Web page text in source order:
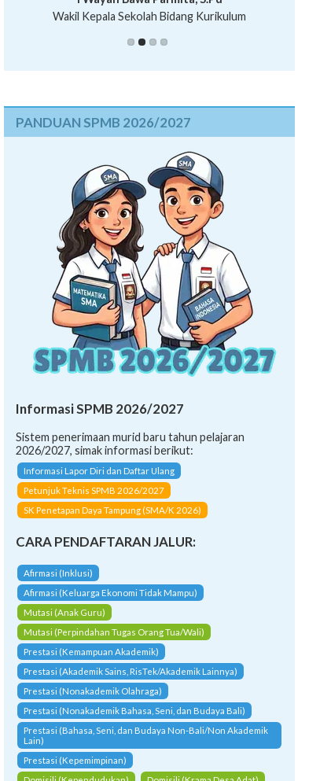
Putu Suhartana, S.Pd.
Wakil Kepala Sekolah Bidang Kurikulum
I Wayan Gede Aditya Pratita, S.Pd., M.Sn
Ni Wayan Nopi Sutantri, S.Pd.
PANDUAN SPMB 2026/2027
Informasi SPMB 2026/2027
Sistem penerimaan murid baru tahun pelajaran
2026/2027, simak informasi berikut:
Informasi Lapor Diri dan Daftar Ulang
Petunjuk Teknis SPMB 2026/2027
SK Penetapan Daya Tampung (SMA/K 2026)
CARA PENDAFTARAN JALUR:
Afirmasi (Inklusi)
Afirmasi (Keluarga Ekonomi Tidak Mampu)
Mutasi (Anak Guru)
Mutasi (Perpindahan Tugas Orang Tua/Wali)
Prestasi (Kemampuan Akademik)
Prestasi (Akademik Sains, RisTek/Akademik Lainnya)
Prestasi (Nonakademik Olahraga)
Prestasi (Nonakademik Bahasa, Seni, dan Budaya Bali)
Prestasi (Bahasa, Seni, dan Budaya Non-Bali/Non Akademik
Lain)
Prestasi (Kepemimpinan)